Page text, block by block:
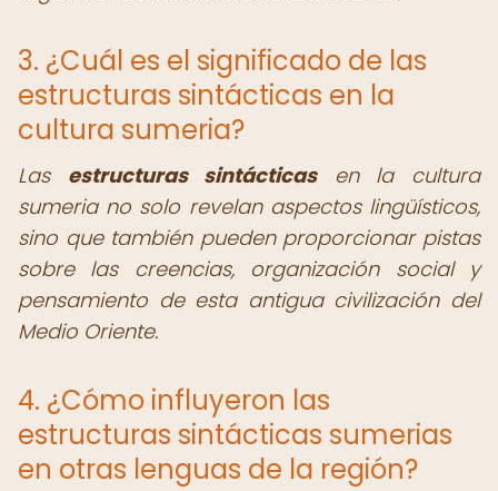
3. ¿Cuál es el significado de las
estructuras sintácticas en la
cultura sumeria?
Las estructuras sintácticasen la cultura
sumeria no solo revelan aspectos lingüísticos,
sino que también pueden proporcionar pistas
sobre las creencias, organización social y
pensamiento de esta antigua civilización del
Medio Oriente.
4. ¿Cómo influyeron las
estructuras sintácticas sumerias
en otras lenguas de la región?